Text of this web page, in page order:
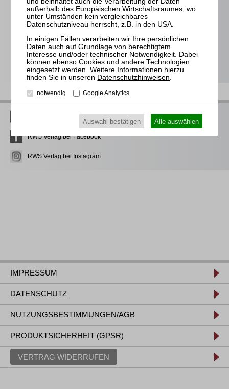
unserem Online-Seminar
Hochwertige Unterlagen für die Teilnahme, ideal auch zum
Erwerb des anerkanntenRWS-Zertifikats
Teilnahmebescheinigungen gemäßGOI, § 15 FAO und
§ 5 DStV-FBRL
RWS Verlag bei Facebook
RWS Verlag bei Instagram
IMPRESSUM
DATENSCHUTZ
NUTZUNGSBESTIMMUNGEN/AGB
PRODUKTSICHERHEIT (GPSR)
VERTRAG WIDERRUFEN
Datenschutzhinweisen
notwendig Google Analytics
Auswahl bestätigen Alle auswählen